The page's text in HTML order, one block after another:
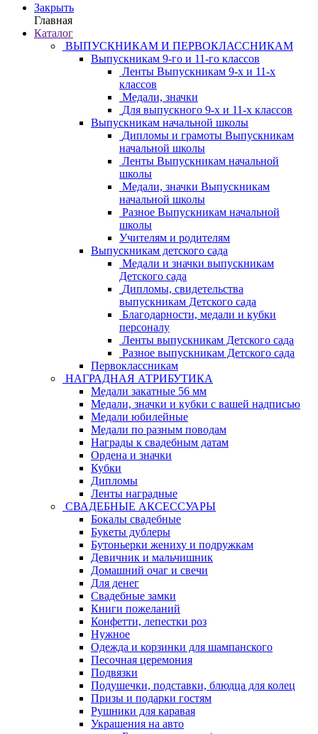
Закрыть
Главная
Каталог
ВЫПУСКНИКАМ И ПЕРВОКЛАССНИКАМ
Выпускникам 9-го и 11-го классов
Ленты Выпускникам 9-х и 11-х
классов
Медали, значки
Для выпускного 9-х и 11-х классов
Выпускникам начальной школы
Дипломы и грамоты Выпускникам
начальной школы
Ленты Выпускникам начальной
школы
Медали, значки Выпускникам
начальной школы
Разное Выпускникам начальной
школы
Учителям и родителям
Выпускникам детского сада
Медали и значки выпускникам
Детского сада
Дипломы, свидетельства
выпускникам Детского сада
Благодарности, медали и кубки
персоналу
Ленты выпускникам Детского сада
Разное выпускникам Детского сада
Первоклассникам
НАГРАДНАЯ АТРИБУТИКА
Медали закатные 56 мм
Медали, значки и кубки с вашей надписью
Медали юбилейные
Медали по разным поводам
Награды к свадебным датам
Ордена и значки
Кубки
Дипломы
Ленты наградные
СВАДЕБНЫЕ АКСЕССУАРЫ
Бокалы свадебные
Букеты дублеры
Бутоньерки жениху и подружкам
Девичник и мальчишник
Домашний очаг и свечи
Для денег
Свадебные замки
Книги пожеланий
Конфетти, лепестки роз
Нужное
Одежда и корзинки для шампанского
Песочная церемония
Подвязки
Подушечки, подставки, блюдца для колец
Призы и подарки гостям
Рушники для каравая
Украшения на авто